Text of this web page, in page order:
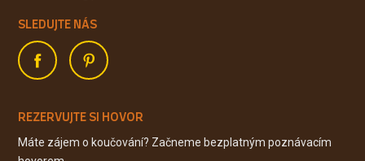
SLEDUJTE NÁS
REZERVUJTE SI HOVOR
Máte zájem o koučování? Začneme bezplatným poznávacím